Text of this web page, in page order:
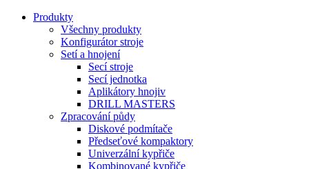
Produkty
Všechny produkty
Konfigurátor stroje
Setí a hnojení
Secí stroje
Secí jednotka
Aplikátory hnojiv
DRILL MASTERS
Zpracování půdy
Diskové podmítače
Předseťové kompaktory
Univerzální kypřiče
Kombinované kypřiče